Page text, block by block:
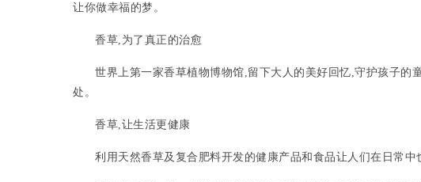
让你做幸福的梦。
香草,为了真正的治愈
世界上第一家香草植物博物馆,留下大人的美好回忆,守护孩子的
处。
香草,让生活更健康
利用天然香草及复合肥料开发的健康产品和食品让人们在日常中